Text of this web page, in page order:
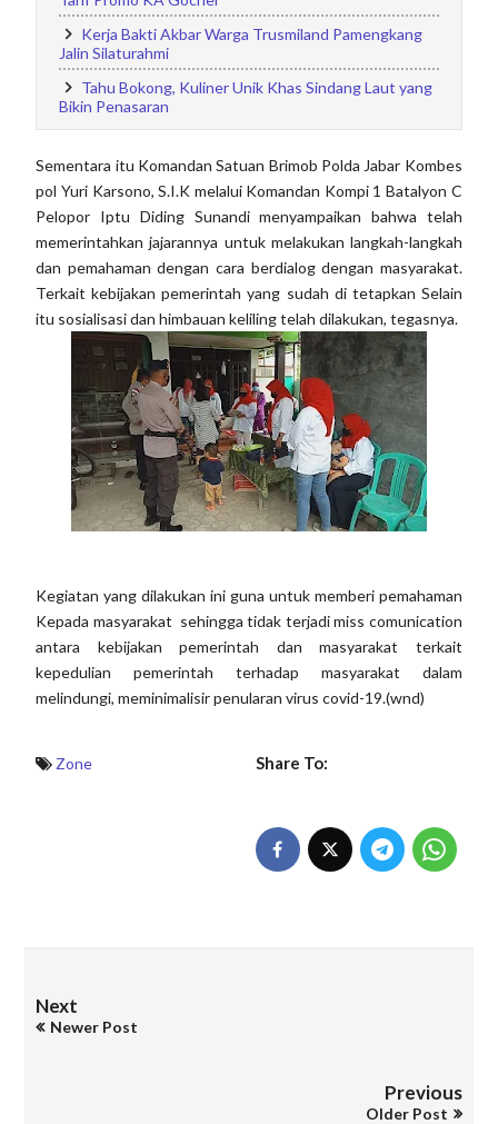
Kerja Bakti Akbar Warga Trusmiland Pamengkang
Jalin Silaturahmi
Tahu Bokong, Kuliner Unik Khas Sindang Laut yang
Bikin Penasaran
Sementara itu Komandan Satuan Brimob Polda Jabar Kombes
pol Yuri Karsono, S.I.K melalui Komandan Kompi 1 Batalyon C
Pelopor Iptu Diding Sunandi menyampaikan bahwa telah
memerintahkan jajarannya untuk melakukan langkah-langkah
dan pemahaman dengan cara berdialog dengan masyarakat.
Terkait kebijakan pemerintah yang sudah di tetapkan Selain
itu sosialisasi dan himbauan keliling telah dilakukan, tegasnya.
Kegiatan yang dilakukan ini guna untuk memberi pemahaman
Kepada masyarakat sehingga tidak terjadi miss comunication
antara kebijakan pemerintah dan masyarakat terkait
kepedulian pemerintah terhadap masyarakat dalam
melindungi, meminimalisir penularan virus covid-19.(wnd)
Zone Share To:
Next
Newer Post
Previous
Older Post